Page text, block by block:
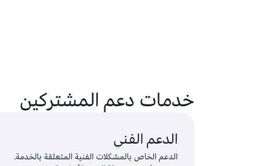
خدمات دعم المشتركين
الدعم الفني
الدعم الخاص بالمشكلات الفنية المتعلقة بالخدمة.